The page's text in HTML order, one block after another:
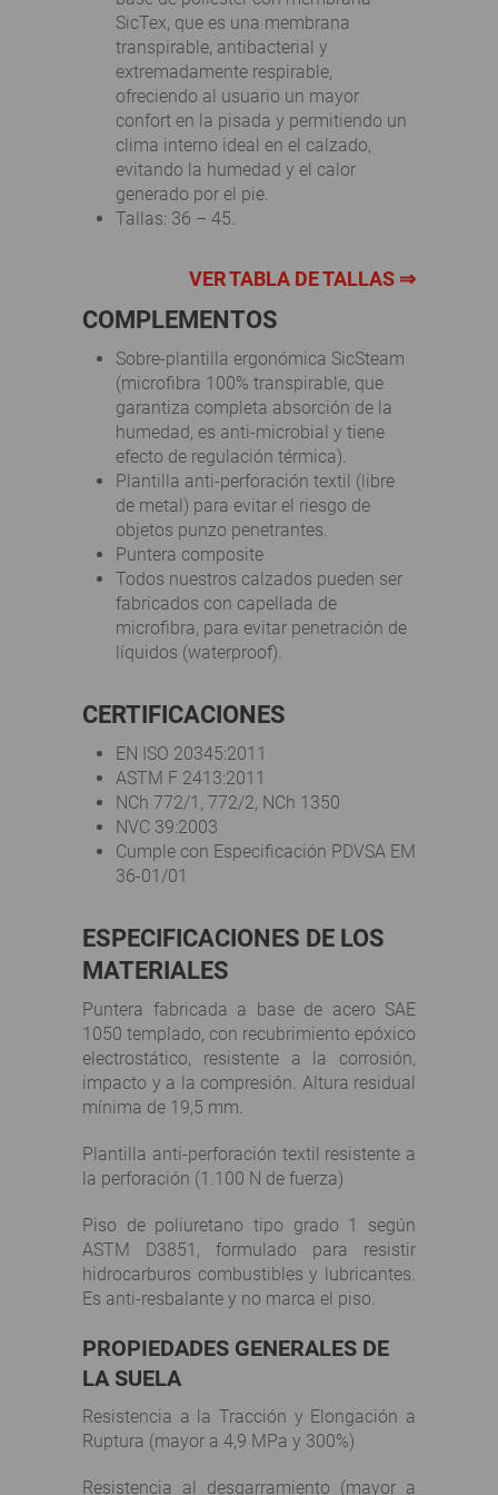
SicTex, que es una membrana
transpirable, antibacterial y
extremadamente respirable,
ofreciendo al usuario un mayor
confort en la pisada y permitiendo un
clima interno ideal en el calzado,
evitando la humedad y el calor
generado por el pie.
Tallas: 36 – 45.
VER TABLA DE TALLAS ⇒
COMPLEMENTOS
Sobre-plantilla ergonómica SicSteam
(microfibra 100% transpirable, que
garantiza completa absorción de la
humedad, es anti-microbial y tiene
efecto de regulación térmica).
Plantilla anti-perforación textil (libre
de metal) para evitar el riesgo de
objetos punzo penetrantes.
Puntera composite
Todos nuestros calzados pueden ser
fabricados con capellada de
microfibra, para evitar penetración de
líquidos (waterproof).
CERTIFICACIONES
EN ISO 20345:2011
ASTM F 2413:2011
NCh 772/1, 772/2, NCh 1350
NVC 39:2003
Cumple con Especificación PDVSA EM
36-01/01
ESPECIFICACIONES DE LOS
MATERIALES
Puntera fabricada a base de acero SAE
1050 templado, con recubrimiento epóxico
electrostático, resistente a la corrosión,
impacto y a la compresión. Altura residual
mínima de 19,5 mm.
Plantilla anti-perforación textil resistente a
la perforación (1.100 N de fuerza)
Piso de poliuretano tipo grado 1 según
ASTM D3851, formulado para resistir
hidrocarburos combustibles y lubricantes.
Es anti-resbalante y no marca el piso.
PROPIEDADES GENERALES DE
LA SUELA
Resistencia a la Tracción y Elongación a
Ruptura (mayor a 4,9 MPa y 300%)
Resistencia al desgarramiento (mayor a